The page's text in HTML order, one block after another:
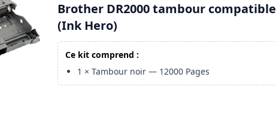
Brother DR2000 tambour compatible
(Ink Hero)
Ce kit comprend :
1 ×Tambour noir — 12000 Pages